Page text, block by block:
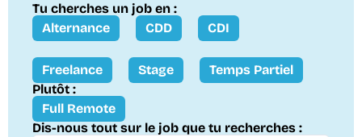
Tu cherches un job en :
Alternance
CDD CDI
Freelance Stage
Temps Partiel
Plutôt :
Full Remote
Dis-nous tout sur le job que tu recherches :